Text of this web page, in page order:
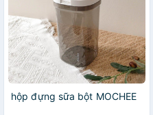
hộp đựng sữa bột MOCHEE